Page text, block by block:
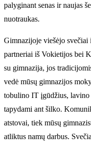
palyginant senas ir naujas
nuotraukas.
Gimnazijoje viešėjo
partneriai iš Vokietijos bei
su gimnazija, jos
vedė mūsų gimnazijos
tobulino IT įgūdžius,
tapydami ant šilko.
atstovai, tiek mūsų
atliktus namų darbus.